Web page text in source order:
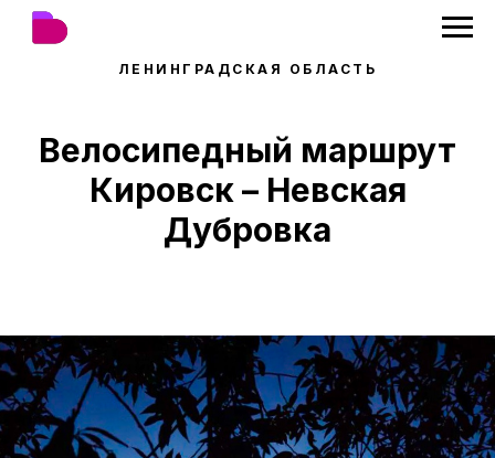
ЛЕНИНГРАДСКАЯ ОБЛАСТЬ
Велосипедный маршрут
Кировск – Невская
Дубровка